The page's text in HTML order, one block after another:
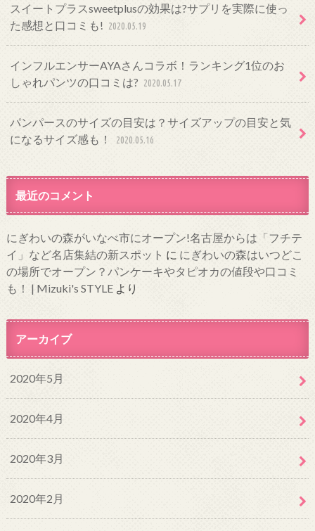
スイートプラスsweetplusの効果は?サプリを実際に使っ
た感想と口コミも!
2020.05.19
インフルエンサーAYAさんコラボ！ランキング1位のお
しゃれパンツの口コミは? 2020.05.17
パンパースのサイズの目安は？サイズアップの目安と気
になるサイズ感も！
2020.05.16
最近のコメント
にぎわいの森がいなべ市にオープン!名古屋からは「フチテ
イ」など名店集結の新スポット に にぎわいの森はいつどこ
の場所でオープン？パンケーキやタピオカの値段や口コミ
も！ | Mizuki's STYLEより
アーカイブ
2020年5月
2020年4月
2020年3月
2020年2月